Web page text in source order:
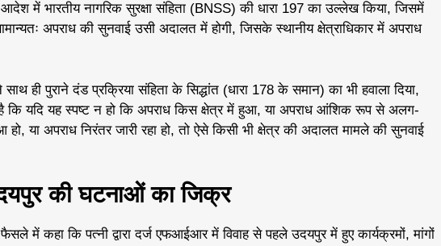
में भारतीय नागरिक सुरक्षा संहिता (BNSS) की धारा 197 का उल्लेख किया, जिसमें
अपराध की सुनवाई उसी अदालत में होगी, जिसके स्थानीय क्षेत्राधिकार में अपराध
ही पुराने दंड प्रक्रिया संहिता के सिद्धांत (धारा 178 के समान) का भी हवाला दिया,
कि यदि यह स्पष्ट न हो कि अपराध किस क्षेत्र में हुआ, या अपराध आंशिक रूप से अलग-
या अपराध निरंतर जारी रहा हो, तो ऐसे किसी भी क्षेत्र की अदालत मामले की सुनवाई
की घटनाओं का जिक्र
में कहा कि पत्नी द्वारा दर्ज एफआईआर में विवाह से पहले उदयपुर में हुए कार्यक्रमों, मांगों